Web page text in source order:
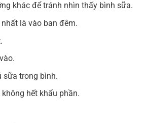
khác để tránh nhìn thấy bình sữa.
là vào ban đêm.
sữa trong bình.
hết khẩu phần.